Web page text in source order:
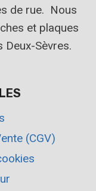
de rue. Nous
et plaques
Sèvres.
(CGV)